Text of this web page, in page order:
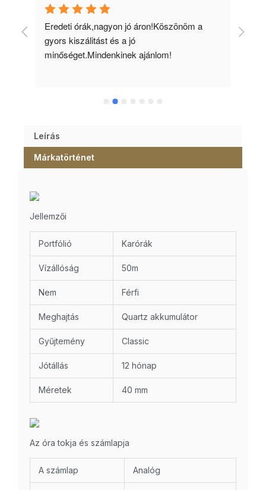
Eredeti órák,nagyon jó áron!Köszönöm a
gyors kiszálitást és a jó
minőséget.Mindenkinek ajánlom!
Leírás
Márkatörténet
Jellemzői
Portfólió Karórák
Vízállóság 50m
Nem Férfi
Meghajtás Quartz akkumulátor
Gyűjtemény Classic
Jótállás 12 hónap
Méretek 40 mm
Az óra tokja és számlapja
A számlap Analóg